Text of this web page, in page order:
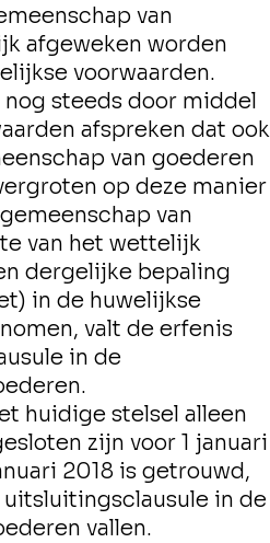
van
afgeweken worden
voorwaarden.
steeds door middel
afspreken dat ook
van goederen
op deze manier
van
van het wettelijk
dergelijke bepaling
in de huwelijkse
valt de erfenis
in de
huidige stelsel alleen
zijn voor 1 januari
2018 is getrouwd,
in de
vallen.